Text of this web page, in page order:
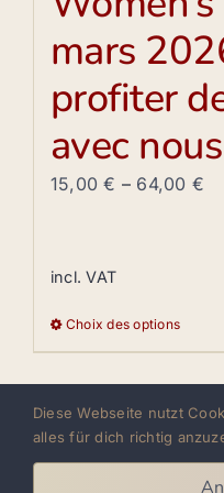
mars
profiter
avec
15,00€ – 64,00 €
incl. VAT
Choix des optionsCe
a
Les
AYA LATIN DANCE
Diese Webseite nutzt
alles für dich richtig